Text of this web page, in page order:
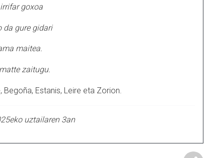
goxoa
da gure gidari
maitea.
zaitugu.
Begoña, Estanis, Leire eta Zorion.
uztailaren 3an